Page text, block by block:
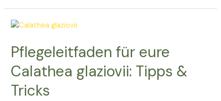
Welt
Calathea
Pflegeleitfaden für eure
Calathea glaziovii: Tipps &
Tricks